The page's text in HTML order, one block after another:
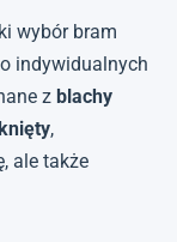
wybór bram
indywidualnych
z blachy
,
ale także